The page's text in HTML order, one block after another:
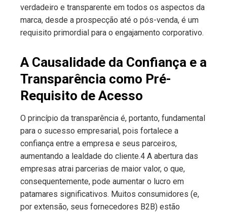
verdadeiro e transparente em todos os aspectos da
marca, desde a prospecção até o pós-venda, é um
requisito primordial para o engajamento corporativo.
A Causalidade da Confiança e a
Transparência como Pré-
Requisito de Acesso
O princípio da transparência é, portanto, fundamental
para o sucesso empresarial, pois fortalece a
confiança entre a empresa e seus parceiros,
aumentando a lealdade do cliente.4 A abertura das
empresas atrai parcerias de maior valor, o que,
consequentemente, pode aumentar o lucro em
patamares significativos. Muitos consumidores (e,
por extensão, seus fornecedores B2B) estão